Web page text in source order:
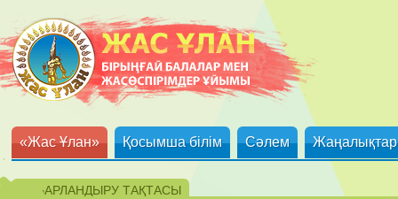
«Жас Ұлан» Қосымша білім Сәлем Жаңалықтар
ХАБАРЛАНДЫРУ ТАҚТАСЫ